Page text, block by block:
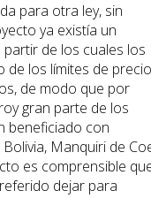
para otra ley, sin
ya existía un
de los cuales los
de los límites de
de modo que por
gran parte de los
beneficiado con
Manquiri de
es comprensible
dejar para